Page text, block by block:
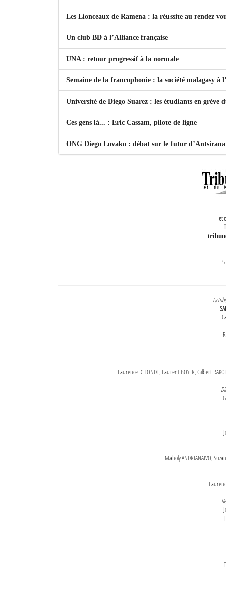
Les Lionceaux de Ramena : la réussite au rendez
Un club BD à l’Alliance française
UNA : retour progressif à la normale
Semaine de la francophonie : la société malagasy à
Université de Diego Suarez : les étudiants en grève
Ces gens là... : Eric Cassam, pilote de ligne
ONG Diego Lovako : débat sur le futur
et
Laurence D'HONDT, Laurent BOYER, Gilbert
Maholy ANDRIANAIVO,